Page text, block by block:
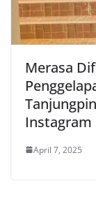
Merasa
Instagram
April 7, 2025